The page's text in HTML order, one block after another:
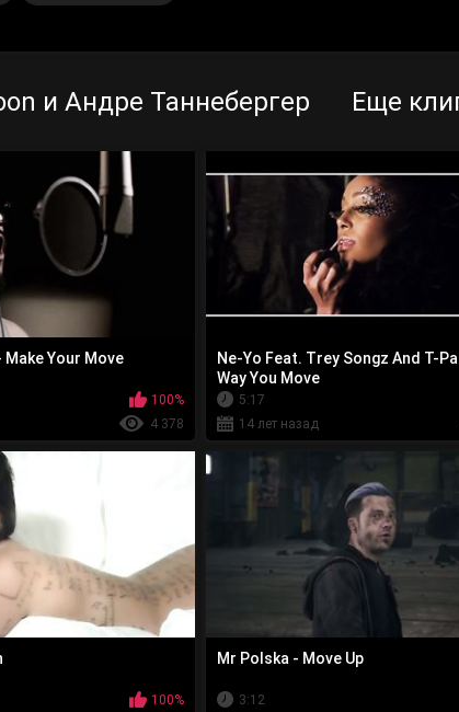
и Андре Таннебергер Еще
Make Your Move
100%
4 378
Ne-Yo Feat. Trey Songz And T-
Way You Move
5:17
14 лет назад
100%
Mr Polska - Move Up
3:12